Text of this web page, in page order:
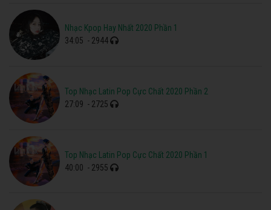
Nhạc Kpop Hay Nhất 2020 Phần 1
34:05 - 2944
Top Nhạc Latin Pop Cực Chất 2020 Phần 2
27:09 - 2725
Top Nhạc Latin Pop Cực Chất 2020 Phần 1
40:00 - 2955